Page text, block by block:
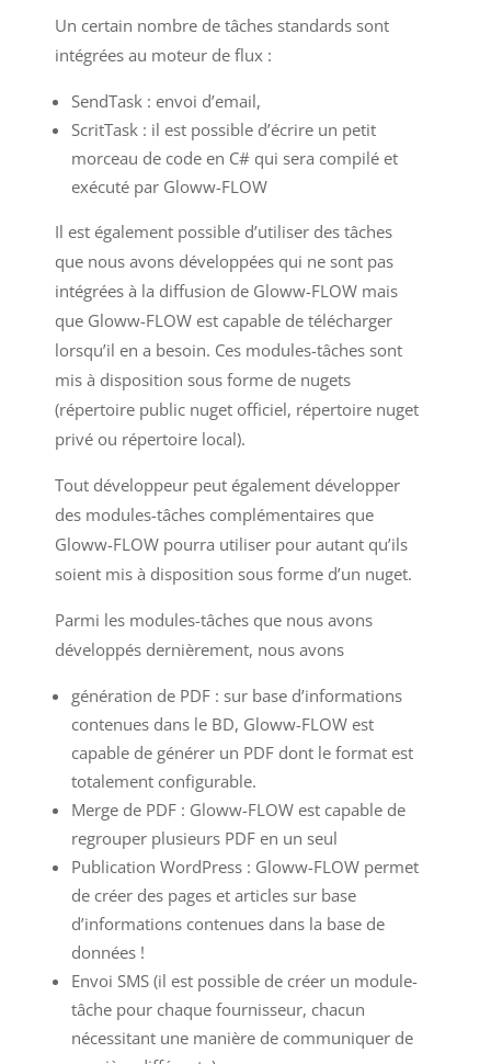
Un certain nombre de tâches standards sont
intégrées au moteur de flux :
SendTask : envoi d’email,
ScritTask : il est possible d’écrire un petit
morceau de code en C# qui sera compilé et
exécuté par Gloww-FLOW
Il est également possible d’utiliser des tâches
que nous avons développées qui ne sont pas
intégrées à la diffusion de Gloww-FLOW mais
que Gloww-FLOW est capable de télécharger
lorsqu’il en a besoin. Ces modules-tâches sont
mis à disposition sous forme de nugets
(répertoire public nuget officiel, répertoire nuget
privé ou répertoire local).
Tout développeur peut également développer
des modules-tâches complémentaires que
Gloww-FLOW pourra utiliser pour autant qu’ils
soient mis à disposition sous forme d’un nuget.
Parmi les modules-tâches que nous avons
développés dernièrement, nous avons
génération de PDF : sur base d’informations
contenues dans le BD, Gloww-FLOW est
capable de générer un PDF dont le format est
totalement configurable.
Merge de PDF : Gloww-FLOW est capable de
regrouper plusieurs PDF en un seul
Publication WordPress : Gloww-FLOW permet
de créer des pages et articles sur base
d’informations contenues dans la base de
données !
Envoi SMS (il est possible de créer un module-
tâche pour chaque fournisseur, chacun
nécessitant une manière de communiquer de